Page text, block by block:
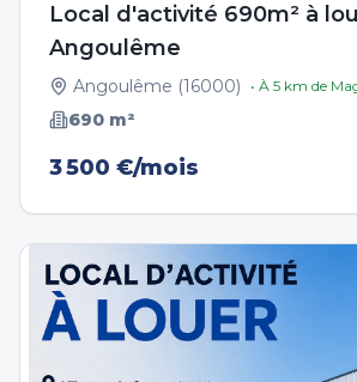
Local d'activité 690m² à
Angoulême
Angoulême (16000) • À 5 km de
690 m²
3 500 €/mois